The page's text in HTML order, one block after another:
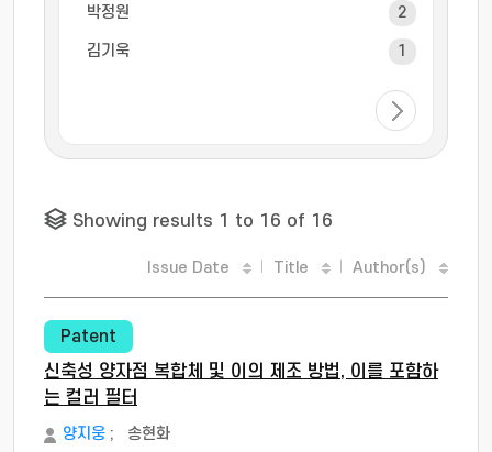
박정원 2
김기욱 1
Showing results 1 to 16 of 16
Issue Date Title Author(s)
Patent
신축성 양자점 복합체 및 이의 제조 방법, 이를 포함하
는 컬러 필터
양지웅 ; 송현화